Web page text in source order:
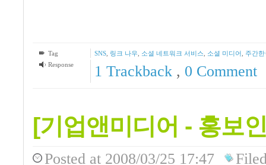
Tag SNS, 링크 나우, 소셜 네트워크 서비스 소셜 미디어 주간한
Response
1 Trackback , 0 Comment
[기업앤미디어 - 홍보
Posted at 2008/03/25 17:47